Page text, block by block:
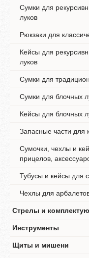
Сумки для
луков
Рюкзаки для
Кейсы для
луков
Сумки для
Сумки для блочных
Кейсы для блочных
Запасные части для
Сумочки, чехлы и
прицелов,
Тубусы и кейсы для
Чехлы для
Стрелы и
Инструменты
Щиты и мишени